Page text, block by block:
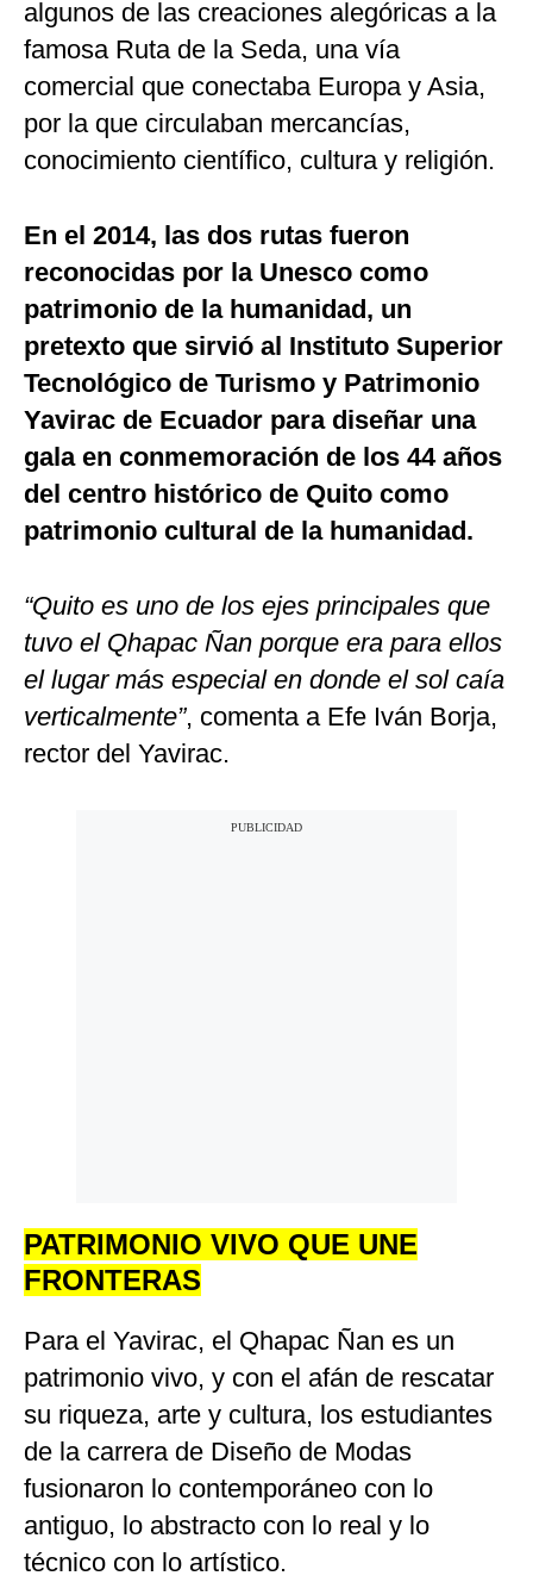
algunos de las creaciones alegóricas a la
famosa Ruta de la Seda, una vía
comercial que conectaba Europa y Asia,
por la que circulaban mercancías,
conocimiento científico, cultura y religión.
En el 2014, las dos rutas fueron
reconocidas por la Unesco como
patrimonio de la humanidad, un
pretexto que sirvió al Instituto Superior
Tecnológico de Turismo y Patrimonio
Yavirac de Ecuador para diseñar una
gala en conmemoración de los 44 años
del centro histórico de Quito como
patrimonio cultural de la humanidad.
“Quito es uno de los ejes principales que
tuvo el Qhapac Ñan porque era para ellos
el lugar más especial en donde el sol caía
verticalmente”, comenta a Efe Iván Borja,
rector del Yavirac.
PATRIMONIO VIVO QUE UNE
FRONTERAS
Para el Yavirac, el Qhapac Ñan es un
patrimonio vivo, y con el afán de rescatar
su riqueza, arte y cultura, los estudiantes
de la carrera de Diseño de Modas
fusionaron lo contemporáneo con lo
antiguo, lo abstracto con lo real y lo
técnico con lo artístico.